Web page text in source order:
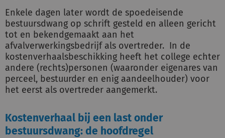
Enkele dagen later wordt de spoedeisende
bestuursdwang op schrift gesteld en alleen gericht
tot en bekendgemaakt aan het
afvalverwerkingsbedrijf als overtreder. In de
kostenverhaalsbeschikking heeft het college echter
andere (rechts)personen (waaronder eigenares van
perceel, bestuurder en enig aandeelhouder) voor
het eerst als overtreder aangemerkt.
Kostenverhaal bij een last onder
bestuursdwang: de hoofdregel